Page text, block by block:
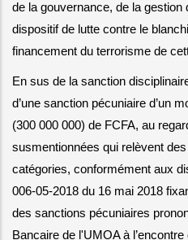
de la gouvernance, de la gestion
dispositif de lutte contre le
financement du terrorisme de
En sus de la sanction
d’une sanction pécuniaire d’un
(300 000 000) de FCFA, au
susmentionnées qui relèvent
catégories, conformément aux
006-05-2018 du 16 mai 2018
des sanctions pécuniaires
Bancaire de l'UMOA à